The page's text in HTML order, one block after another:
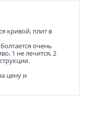
кривой, плит в
очень
1 не лечится, 2
цену и